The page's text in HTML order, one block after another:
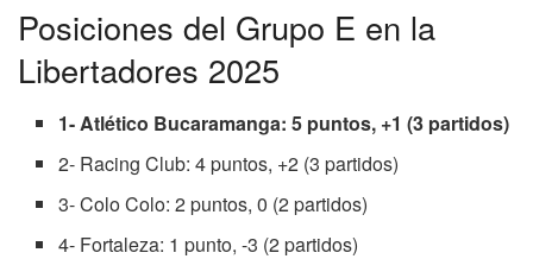
Posiciones del Grupo E en la
Libertadores 2025
1- Atlético Bucaramanga: 5 puntos, +1 (3 partidos)
2- Racing Club: 4 puntos, +2 (3 partidos)
3- Colo Colo: 2 puntos, 0 (2 partidos)
4- Fortaleza: 1 punto, -3 (2 partidos)